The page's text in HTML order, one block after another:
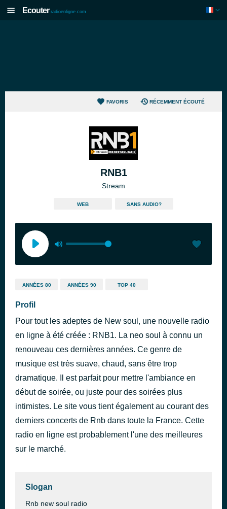
Ecouter radioenligne.com
FAVORIS RÉCEMMENT ÉCOUTÉ
RNB1
Stream
WEB SANS AUDIO?
ANNÉES 80 ANNÉES 90 TOP 40
Profil
Pour tout les adeptes de New soul, une nouvelle radio
en ligne à été créée : RNB1. La neo soul à connu un
renouveau ces dernières années. Ce genre de
musique est très suave, chaud, sans être trop
dramatique. Il est parfait pour mettre l'ambiance en
début de soirée, ou juste pour des soirées plus
intimistes. Le site vous tient également au courant des
derniers concerts de Rnb dans toute la France. Cette
radio en ligne est probablement l'une des meilleures
sur le marché.
Slogan
Rnb new soul radio